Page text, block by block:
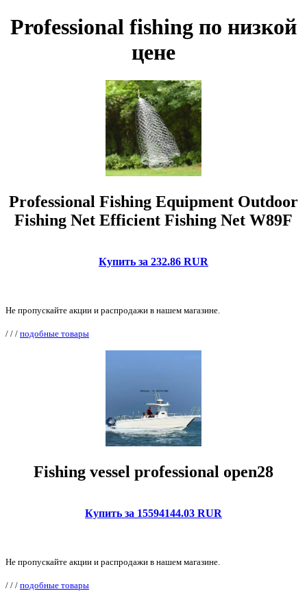
Professional fishing по низкой
цене
Professional Fishing Equipment Outdoor
Fishing Net Efficient Fishing Net W89F
Купить за 232.86 RUR
Не пропускайте акции и распродажи в нашем магазине.
/ / / подобные товары
Fishing vessel professional open28
Купить за 15594144.03 RUR
Не пропускайте акции и распродажи в нашем магазине.
/ / / подобные товары